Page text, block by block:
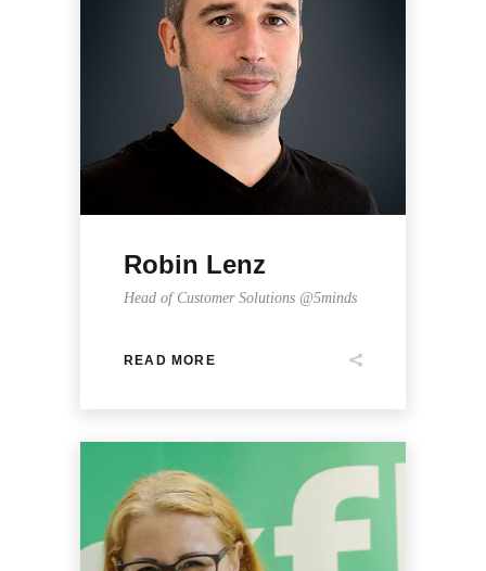
Robin Lenz
Head of Customer Solutions @5minds
READ MORE